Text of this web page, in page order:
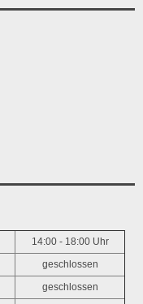
14:00 - 18:00 Uhr
geschlossen
geschlossen